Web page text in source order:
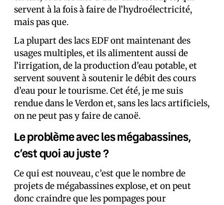
servent à la fois à faire de l’hydroélectricité,
mais pas que.
La plupart des lacs EDF ont maintenant des
usages multiples, et ils alimentent aussi de
l’irrigation, de la production d’eau potable, et
servent souvent à soutenir le débit des cours
d’eau pour le tourisme. Cet été, je me suis
rendue dans le Verdon et, sans les lacs artificiels,
on ne peut pas y faire de canoë.
Le problème avec les mégabassines,
c’est quoi au juste ?
Ce qui est nouveau, c’est que le nombre de
projets de mégabassines explose, et on peut
donc craindre que les pompages pour